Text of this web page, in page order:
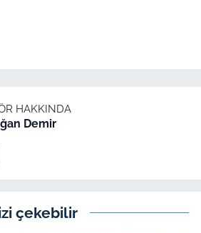
HAKKINDA
Demir
çekebilir